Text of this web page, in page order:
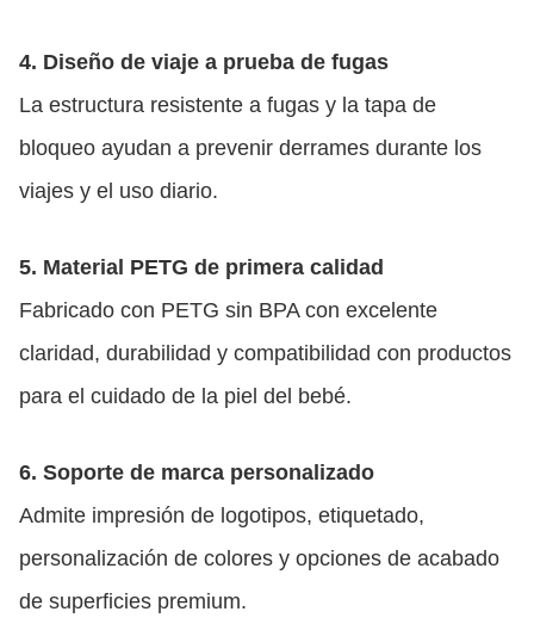
4. Diseño de viaje a prueba de fugas
La estructura resistente a fugas y la tapa de
bloqueo ayudan a prevenir derrames durante los
viajes y el uso diario.
5. Material PETG de primera calidad
Fabricado con PETG sin BPA con excelente
claridad, durabilidad y compatibilidad con productos
para el cuidado de la piel del bebé.
6. Soporte de marca personalizado
Admite impresión de logotipos, etiquetado,
personalización de colores y opciones de acabado
de superficies premium.